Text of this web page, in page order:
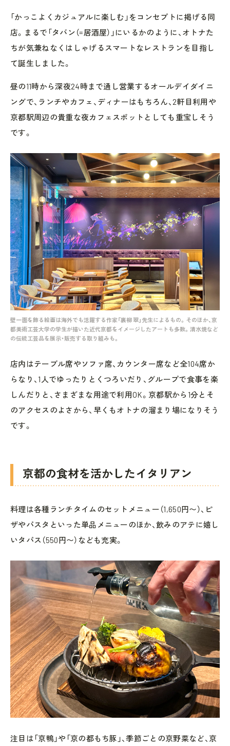
「かっこよくカジュアルに楽しむ」をコンセプトに掲げる同
店。まるで「タバン（=居酒屋）」にいるかのように、オトナた
ちが気兼ねなくはしゃげるスマートなレストランを目指し
て誕生しました。
昼の11時から深夜24時まで通し営業するオールデイダイニ
ングで、ランチやカフェ、ディナーはもちろん、2軒目利用や
京都駅周辺の貴重な夜カフェスポットとしても重宝しそう
です。
壁一面を飾る絵画は海外でも活躍する作家「裏柳 翠」先生によるもの。そのほか、京
都美術工芸大学の学生が描いた近代京都をイメージしたアートも多数。清水焼など
の伝統工芸品を展示・販売する取り組みも。
店内はテーブル席やソファ席、カウンター席など全104席か
らなり、1人でゆったりとくつろいだり、グループで食事を楽
しんだりと、さまざまな用途で利用OK。京都駅から1分とそ
のアクセスのよさから、早くもオトナの溜まり場になりそう
です。
京都の食材を活かしたイタリアン
料理は各種ランチタイムのセットメニュー（1,650円〜）、ピ
ザやパスタといった単品メニューのほか、飲みのアテに嬉し
いタパス（550円〜）なども充実。
注目は「京鴨」や「京の都もち豚」、季節ごとの京野菜など、京